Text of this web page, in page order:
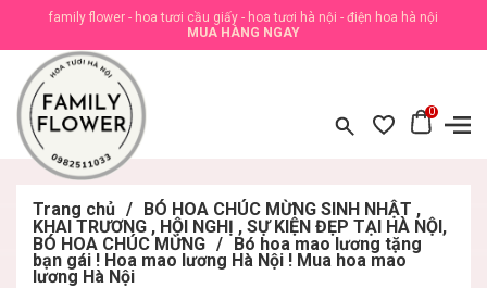
family flower - hoa tươi cầu giấy - hoa tươi hà nội - điện hoa hà nội
MUA HÀNG NGAY
0
Trang chủ / BÓ HOA CHÚC MỪNG SINH NHẬT ,
KHAI TRƯƠNG , HỘI NGHỊ , SỰ KIỆN ĐẸP TẠI HÀ NỘI,
BÓ HOA CHÚC MỪNG / Bó hoa mao lương tặng
bạn gái ! Hoa mao lương Hà Nội ! Mua hoa mao
lương Hà Nội